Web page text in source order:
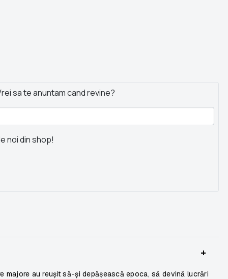
sa te anuntam cand revine?
noi din shop!
+
majore au reușit să-și depășească epoca, să devină lucrări